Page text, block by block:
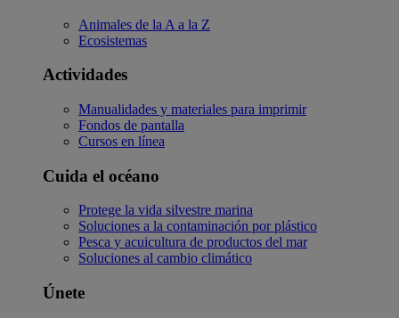
Animales de la A a la Z
Ecosistemas
Actividades
Manualidades y materiales para imprimir
Fondos de pantalla
Cursos en línea
Cuida el océano
Protege la vida silvestre marina
Soluciones a la contaminación por plástico
Pesca y acuicultura de productos del mar
Soluciones al cambio climático
Únete